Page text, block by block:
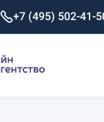
+7 (495) 502-41-